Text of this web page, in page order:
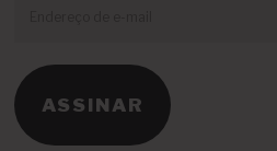
mail
ASSINAR